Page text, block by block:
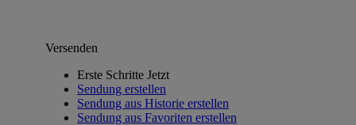
Versenden
Erste Schritte Jetzt
Sendung erstellen
Sendung aus Historie erstellen
Sendung aus Favoriten erstellen